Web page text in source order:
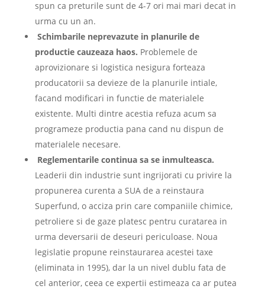
spun ca preturile sunt de 4-7 ori mai mari decat in
urma cu un an.
Schimbarile neprevazute in planurile de
productie cauzeaza haos. Problemele de
aprovizionare si logistica nesigura forteaza
producatorii sa devieze de la planurile intiale,
facand modificari in functie de materialele
existente. Multi dintre acestia refuza acum sa
programeze productia pana cand nu dispun de
materialele necesare.
Reglementarile continua sa se inmulteasca.
Leaderii din industrie sunt ingrijorati cu privire la
propunerea curenta a SUA de a reinstaura
Superfund, o acciza prin care companiile chimice,
petroliere si de gaze platesc pentru curatarea in
urma deversarii de deseuri periculoase. Noua
legislatie propune reinstaurarea acestei taxe
(eliminata in 1995), dar la un nivel dublu fata de
cel anterior, ceea ce expertii estimeaza ca ar putea